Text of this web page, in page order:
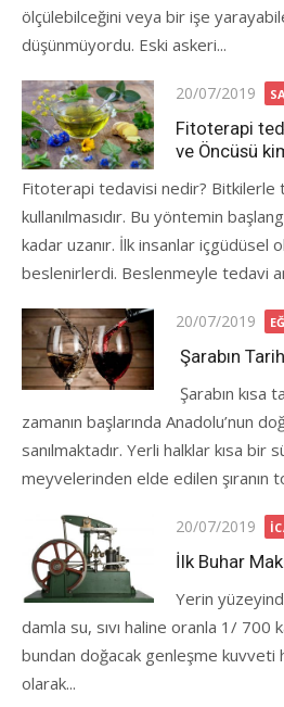
ölçülebilceğini veya bir işe
düşünmüyordu. Eski askeri...
Posted
on
20/07/2019
Fitoterapi
ve Öncüsü
Fitoterapi tedavisi nedir? Bitkilerle
kullanılmasıdır. Bu yöntemin
kadar uzanır. İlk insanlar içgüdüsel
beslenirlerdi. Beslenmeyle tedavi
Posted
on
20/07/2019
Şarabın
Şarabın kısa
zamanın başlarında Anadolu’nun
sanılmaktadır. Yerli halklar kısa bir
meyvelerinden elde edilen şıranın
Posted
on
20/07/2019
İlk Buhar
Yerin
damla su, sıvı haline oranla 1/ 700
bundan doğacak genleşme
olarak...